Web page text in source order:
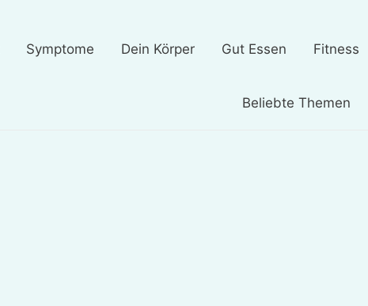
Symptome Dein Körper Gut Essen Fitness
Beliebte Themen